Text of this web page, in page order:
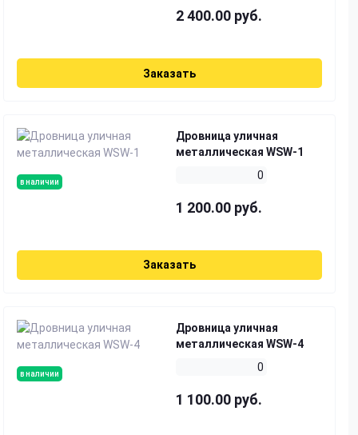
2 400.00 руб.
Заказать
в наличии
Дровница уличная
металлическая WSW-1
0
1 200.00 руб.
Заказать
в наличии
Дровница уличная
металлическая WSW-4
0
1 100.00 руб.